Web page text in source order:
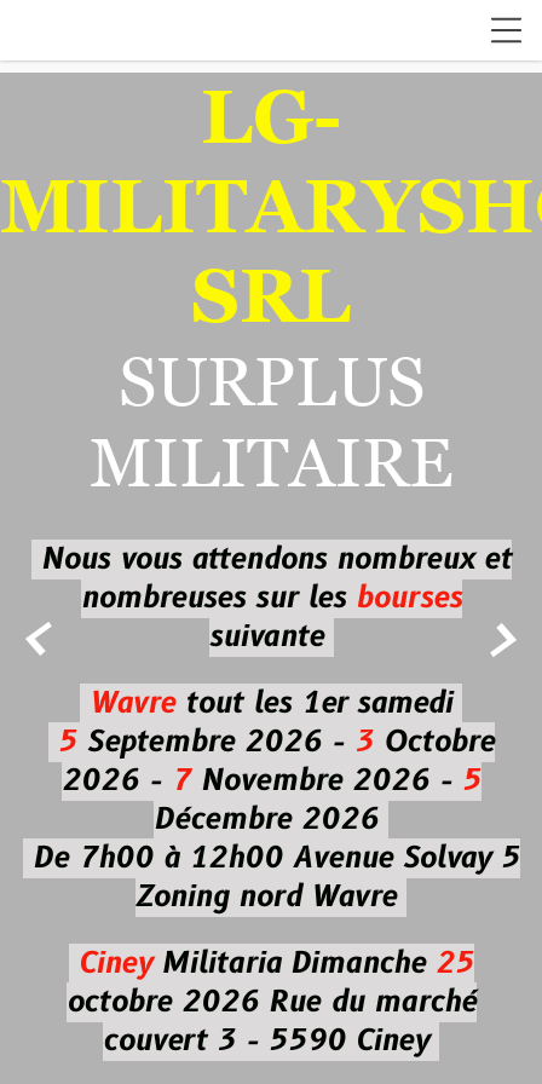
 
LG-
SRL
SURPLUS
MILITAIRE
Nous vous attendons nombreux et
nombreuses sur les bourses
suivante
Wavretout les 1er samedi
5Septembre 2026 - 3Octobre
2026 -7Novembre 2026 - 5
Décembre 2026
De 7h00 à 12h00 Avenue Solvay 5
Zoning nord Wavre
CineyMilitaria Dimanche 25
octobre 2026Rue du marché
couvert 3 - 5590 Ciney